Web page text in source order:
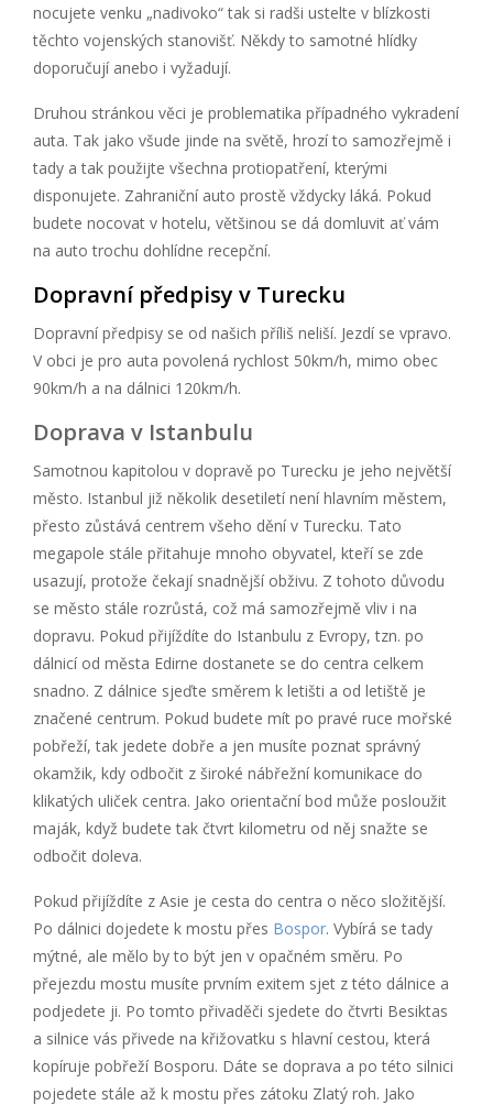
nocujete venku „nadivoko“ tak si radši ustelte v blízkosti
těchto vojenských stanovišť. Někdy to samotné hlídky
doporučují anebo i vyžadují.
Druhou stránkou věci je problematika případného vykradení
auta. Tak jako všude jinde na světě, hrozí to samozřejmě i
tady a tak použijte všechna protiopatření, kterými
disponujete. Zahraniční auto prostě vždycky láká. Pokud
budete nocovat v hotelu, většinou se dá domluvit ať vám
na auto trochu dohlídne recepční.
Dopravní předpisy v Turecku
Dopravní předpisy se od našich příliš neliší. Jezdí se vpravo.
V obci je pro auta povolená rychlost 50km/h, mimo obec
90km/h a na dálnici 120km/h.
Doprava v Istanbulu
Samotnou kapitolou v dopravě po Turecku je jeho největší
město. Istanbul již několik desetiletí není hlavním městem,
přesto zůstává centrem všeho dění v Turecku. Tato
megapole stále přitahuje mnoho obyvatel, kteří se zde
usazují, protože čekají snadnější obživu. Z tohoto důvodu
se město stále rozrůstá, což má samozřejmě vliv i na
dopravu. Pokud přijíždíte do Istanbulu z Evropy, tzn. po
dálnicí od města Edirne dostanete se do centra celkem
snadno. Z dálnice sjeďte směrem k letišti a od letiště je
značené centrum. Pokud budete mít po pravé ruce mořské
pobřeží, tak jedete dobře a jen musíte poznat správný
okamžik, kdy odbočit z široké nábřežní komunikace do
klikatých uliček centra. Jako orientační bod může posloužit
maják, když budete tak čtvrt kilometru od něj snažte se
odbočit doleva.
Pokud přijíždíte z Asie je cesta do centra o něco složitější.
Po dálnici dojedete k mostu přes Bospor. Vybírá se tady
mýtné, ale mělo by to být jen v opačném směru. Po
přejezdu mostu musíte prvním exitem sjet z této dálnice a
podjedete ji. Po tomto přivaděči sjedete do čtvrti Besiktas
a silnice vás přivede na křižovatku s hlavní cestou, která
kopíruje pobřeží Bosporu. Dáte se doprava a po této silnici
pojedete stále až k mostu přes zátoku Zlatý roh. Jako